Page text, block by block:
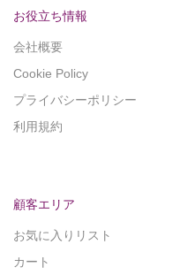
お役立ち情報
会社概要
Cookie Policy
プライバシーポリシー
利用規約
顧客エリア
お気に入りリスト
カート